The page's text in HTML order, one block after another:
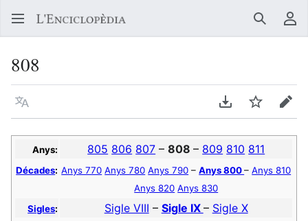
Buscar
808
Llegir en un atre idioma Descarregar en
Vigilar
Anys: 805 806 807 –808– 809 810 811
Décades: Anys 770 Anys 780 Anys 790 –Anys 800–Anys 810
Anys 820 Anys 830
Sigles: Sigle VIII – Sigle IX – Sigle X